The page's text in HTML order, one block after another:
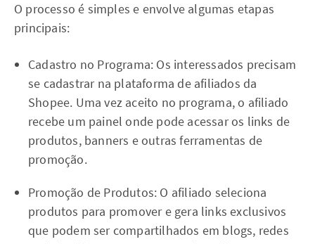
O processo é simples e envolve algumas etapas
principais:
Cadastro no Programa: Os interessados precisam
se cadastrar na plataforma de afiliados da
Shopee. Uma vez aceito no programa, o afiliado
recebe um painel onde pode acessar os links de
produtos, banners e outras ferramentas de
promoção.
Promoção de Produtos: O afiliado seleciona
produtos para promover e gera links exclusivos
que podem ser compartilhados em blogs, redes